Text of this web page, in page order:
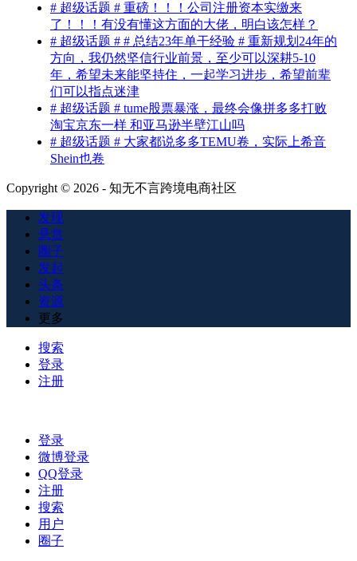
# 超级话题 # 重磅！！！公司注册资本实缴来
了！！！有没有懂这方面的大佬，明白该怎样？
# 超级话题 # # 总结23年单干经验 # 重新规划24年的
方向，我仍然坚信行业前景，至少可以深耕5-10
年，希望未来能坚持住，一起学习进步，希望前辈
们可以指点迷津
# 超级话题 # tume股票暴涨，最终会像拼多多打败
淘宝京东一样 和亚马逊半壁江山吗
# 超级话题 # 大家都说多多TEMU卷，实际上希音
Shein也卷
Copyright © 2026 - 知无不言跨境电商社区
发现
悬赏
圈子
发起
头条
资源
更多
搜索
登录
注册
登录
微博登录
QQ登录
注册
搜索
用户
圈子